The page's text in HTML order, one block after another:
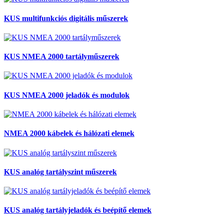
KUS multifunkciós digitális műszerek
KUS NMEA 2000 tartályműszerek
KUS NMEA 2000 jeladók és modulok
NMEA 2000 kábelek és hálózati elemek
KUS analóg tartályszint műszerek
KUS analóg tartályjeladók és beépítő elemek